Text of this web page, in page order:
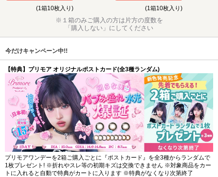
(1箱10枚入り) (1箱10枚入り)
※１箱のみご購入の方は片方の度数を
「購入しない」にしてください
今だけキャンペーン中!!
【特典】プリモア オリジナルポストカード(全3種ランダム)
プリモアワンデーを2箱ご購入ごとに『ポストカード』を全3種からランダムで
1枚プレゼント! ※折れやスレ等の初期キズは交換できません ※対象商品をカー
トに入れると自動で特典がカートに入ります ※特典がなくなり次第終了